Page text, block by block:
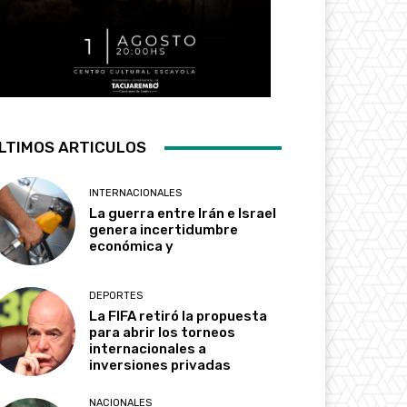
ARTICULOS
INTERNACIONALES
La guerra entre Irán e Israel
genera incertidumbre
económica y
DEPORTES
La FIFA retiró la propuesta
para abrir los torneos
internacionales a
inversiones privadas
NACIONALES